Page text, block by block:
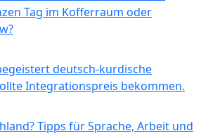
Tag im Kofferraum oder
deutsch-kurdische
Integrationspreis bekommen.
Tipps für Sprache, Arbeit und